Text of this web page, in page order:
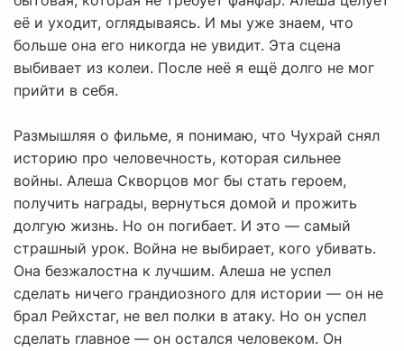
её и уходит, оглядываясь. И мы уже знаем, что
больше она его никогда не увидит. Эта сцена
выбивает из колеи. После неё я ещё долго не мог
прийти в себя.
Размышляя о фильме, я понимаю, что Чухрай снял
историю про человечность, которая сильнее
войны. Алеша Скворцов мог бы стать героем,
получить награды, вернуться домой и прожить
долгую жизнь. Но он погибает. И это — самый
страшный урок. Война не выбирает, кого убивать.
Она безжалостна к лучшим. Алеша не успел
сделать ничего грандиозного для истории — он не
брал Рейхстаг, не вел полки в атаку. Но он успел
сделать главное — он остался человеком. Он